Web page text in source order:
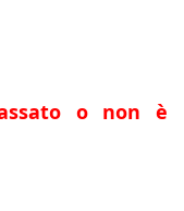
o non è